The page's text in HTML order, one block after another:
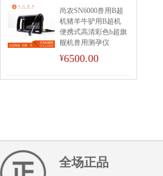
尚农SN6000兽用B超
机猪羊牛驴用B超机
便携式高清彩色b超旗
舰机兽用测孕仪
¥6500.00
全场正品